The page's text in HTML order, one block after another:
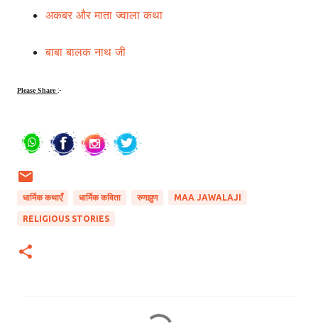
अकबर और माता ज्वाला कथा
बाबा बालक नाथ जी
Please Share :-
धार्मिक कथाएँ धार्मिक कविता रुणझुण MAA JAWALAJI
RELIGIOUS STORIES